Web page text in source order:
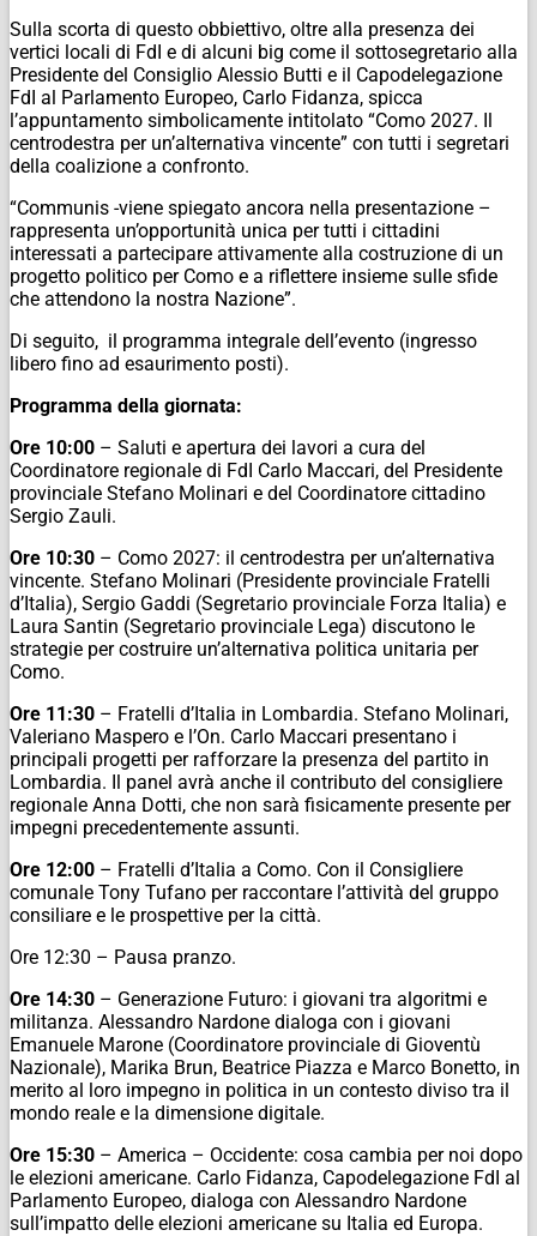
Sulla scorta di questo obbiettivo, oltre alla presenza dei
vertici locali di FdI e di alcuni big come il sottosegretario alla
Presidente del Consiglio Alessio Butti e il Capodelegazione
FdI al Parlamento Europeo, Carlo Fidanza, spicca
l’appuntamento simbolicamente intitolato “Como 2027. Il
centrodestra per un’alternativa vincente” con tutti i segretari
della coalizione a confronto.
“Communis -viene spiegato ancora nella presentazione –
rappresenta un’opportunità unica per tutti i cittadini
interessati a partecipare attivamente alla costruzione di un
progetto politico per Como e a riflettere insieme sulle sfide
che attendono la nostra Nazione”.
Di seguito, il programma integrale dell’evento (ingresso
libero fino ad esaurimento posti).
Programma della giornata:
Ore 10:00 – Saluti e apertura dei lavori a cura del
Coordinatore regionale di FdI Carlo Maccari, del Presidente
provinciale Stefano Molinari e del Coordinatore cittadino
Sergio Zauli.
Ore 10:30 – Como 2027: il centrodestra per un’alternativa
vincente. Stefano Molinari (Presidente provinciale Fratelli
d’Italia), Sergio Gaddi (Segretario provinciale Forza Italia) e
Laura Santin (Segretario provinciale Lega) discutono le
strategie per costruire un’alternativa politica unitaria per
Como.
Ore 11:30 – Fratelli d’Italia in Lombardia. Stefano Molinari,
Valeriano Maspero e l’On. Carlo Maccari presentano i
principali progetti per rafforzare la presenza del partito in
Lombardia. Il panel avrà anche il contributo del consigliere
regionale Anna Dotti, che non sarà fisicamente presente per
impegni precedentemente assunti.
Ore 12:00 – Fratelli d’Italia a Como. Con il Consigliere
comunale Tony Tufano per raccontare l’attività del gruppo
consiliare e le prospettive per la città.
Ore 12:30 – Pausa pranzo.
Ore 14:30 – Generazione Futuro: i giovani tra algoritmi e
militanza. Alessandro Nardone dialoga con i giovani
Emanuele Marone (Coordinatore provinciale di Gioventù
Nazionale), Marika Brun, Beatrice Piazza e Marco Bonetto, in
merito al loro impegno in politica in un contesto diviso tra il
mondo reale e la dimensione digitale.
Ore 15:30 – America – Occidente: cosa cambia per noi dopo
le elezioni americane. Carlo Fidanza, Capodelegazione FdI al
Parlamento Europeo, dialoga con Alessandro Nardone
sull’impatto delle elezioni americane su Italia ed Europa.